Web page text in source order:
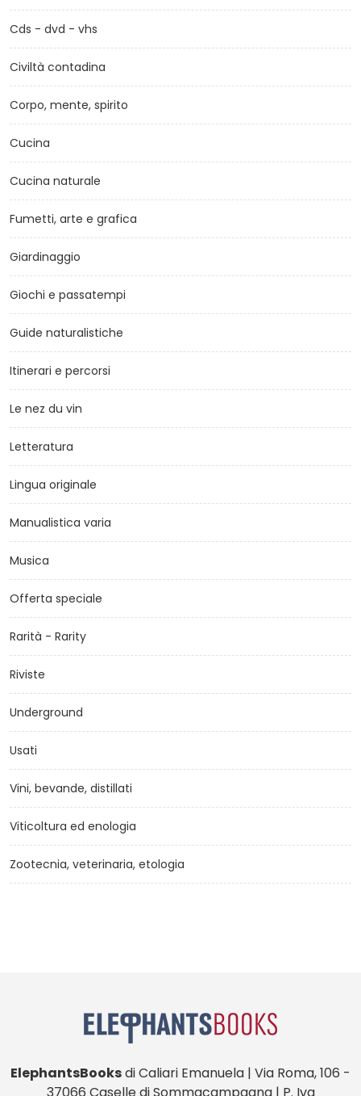
Cds - dvd - vhs
Civiltà contadina
Corpo, mente, spirito
Cucina
Cucina naturale
Fumetti, arte e grafica
Giardinaggio
Giochi e passatempi
Guide naturalistiche
Itinerari e percorsi
Le nez du vin
Letteratura
Lingua originale
Manualistica varia
Musica
Offerta speciale
Rarità - Rarity
Riviste
Underground
Usati
Vini, bevande, distillati
Viticoltura ed enologia
Zootecnia, veterinaria, etologia
ElephantsBooksdi Caliari Emanuela | Via Roma, 106 -